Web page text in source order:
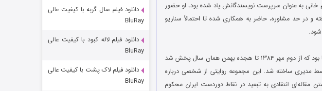
خانی به عنوان سرپرست نویسندگانش یاد شده بود، او حضور
و در حد مشاوره، حاضر به همکاری شده تا احتمالاً سناریو
‌های موفق شبکه سوم سیما بود که از دوم مهر ۱۳۸۴ تا هجده بهمن همان سال پخش شد
مدیری ساخته شد. این مجموعه روایتی از شخصی درباره
یک روزنامه دهه 20 بود که با نوشتن مقاله‌ای انتقادی به تبعید در نقاط دوردست ایران محکوم
شوگر فصل ۲
قسمت
دانلود فیلم سال گربه با کیفیت عالی
BluRay
دانلود فیلم لاله کبود با کیفیت عالی
BluRay
دانلود فیلم لاک پشت با کیفیت عالی
BluRay